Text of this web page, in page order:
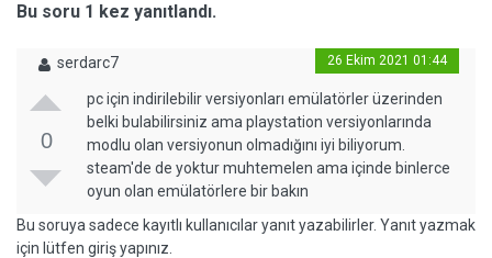
Bu soru 1 kez yanıtlandı.
serdarc7 26 Ekim 2021 01:44
0
pc için indirilebilir versiyonları emülatörler üzerinden
belki bulabilirsiniz ama playstation versiyonlarında
modlu olan versiyonun olmadığını iyi biliyorum.
steam'de de yoktur muhtemelen ama içinde binlerce
oyun olan emülatörlere bir bakın
Bu soruya sadece kayıtlı kullanıcılar yanıt yazabilirler. Yanıt yazmak
için lütfen giriş yapınız.